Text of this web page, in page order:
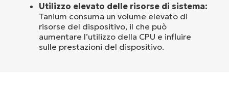
Utilizzo elevato delle risorse di sistema:
Tanium consuma un volume elevato di
risorse del dispositivo, il che può
aumentare l’utilizzo della CPU e influire
sulle prestazioni del dispositivo.